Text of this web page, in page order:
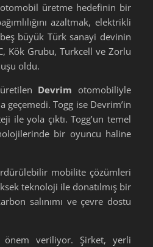
üretme hedefinin bir
azaltmak, elektrikli
büyük Türk sanayi devinin
Kök Grubu, Turkcell ve Zorlu
oldu.
Devrim otomobiliyle
geçemedi. Togg ise Devrim’in
ile yola çıktı. Togg’un temel
bir oyuncu haline
mobilite çözümleri
teknoloji ile donatılmış bir
salınımı ve çevre dostu
önem veriliyor. Şirket, yerli